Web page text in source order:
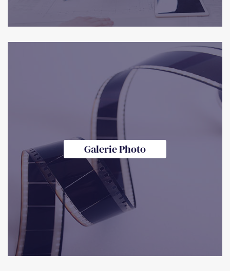
Galerie Photo